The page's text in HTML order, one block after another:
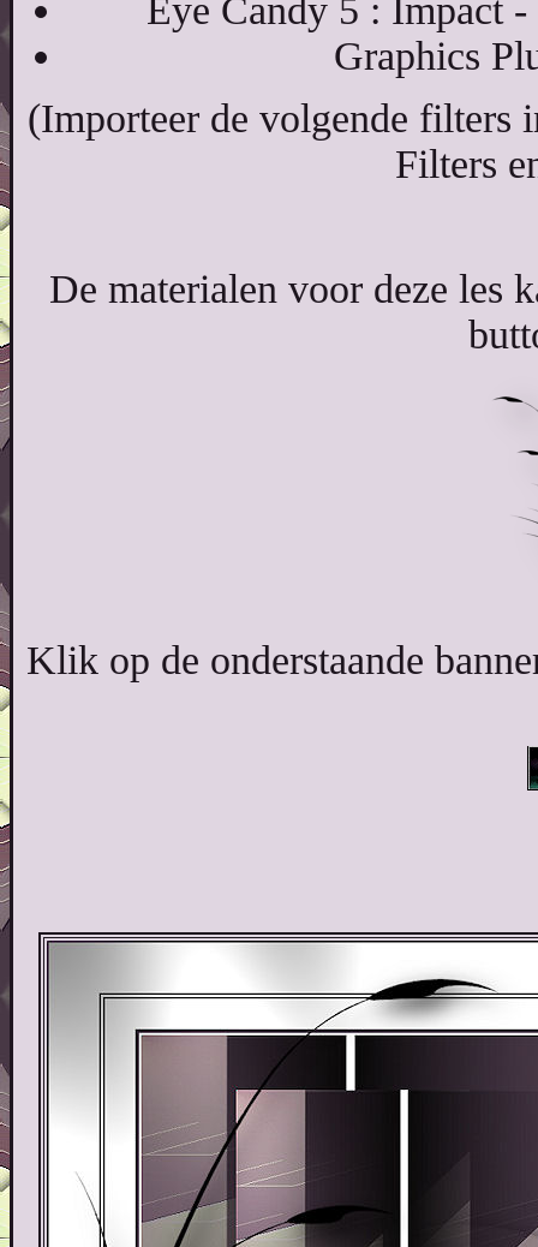
Eye Candy 5 : Impact
Graphics
(Importeer de volgende
Filters
De materialen voor deze les
Klik op de onderstaande